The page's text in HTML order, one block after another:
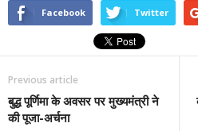
Facebook Twitter
Previous article
बुद्ध पूर्णिमा के अवसर पर मुख्यमंत्री ने
की पूजा-अर्चना